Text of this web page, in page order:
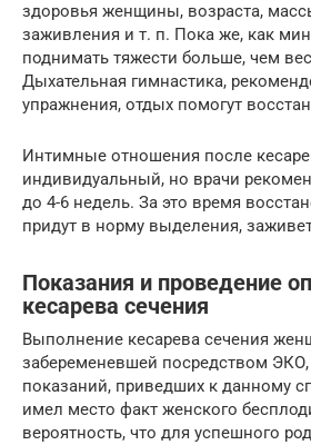
здоровья женщины, возраста,
заживления и т. п. Пока же, как
поднимать тяжести больше, чем
Дыхательная гимнастика,
упражнения, отдых помогут
Интимные отношения после
индивидуальный, но врачи
до 4-6 недель. За это время
придут в норму выделения,
Показания и проведение
кесарева сечения
Выполнение кесарева сечения
забеременевшей посредством ЭКО,
показаний, приведших к данному
имел место факт женского
вероятность, что для успешного